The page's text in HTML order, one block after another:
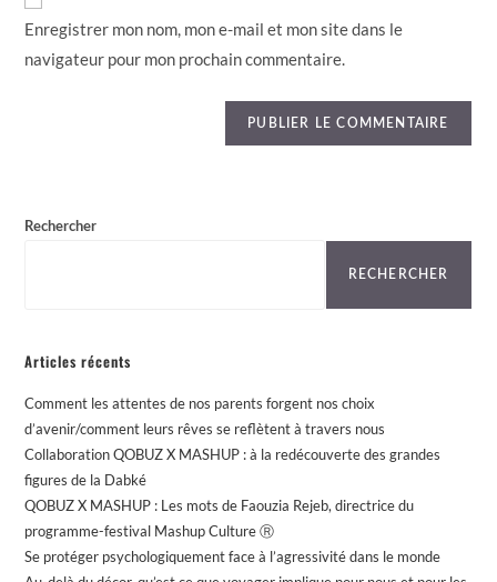
Enregistrer mon nom, mon e-mail et mon site dans le
navigateur pour mon prochain commentaire.
Rechercher
RECHERCHER
Articles récents
Comment les attentes de nos parents forgent nos choix
d’avenir/comment leurs rêves se reflètent à travers nous
Collaboration QOBUZ X MASHUP : à la redécouverte des grandes
figures de la Dabké
QOBUZ X MASHUP : Les mots de Faouzia Rejeb, directrice du
programme-festival Mashup Culture Ⓡ
Se protéger psychologiquement face à l’agressivité dans le monde